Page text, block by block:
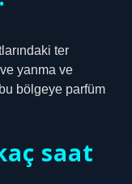
ter
yanma ve
bölgeye parfüm
saat